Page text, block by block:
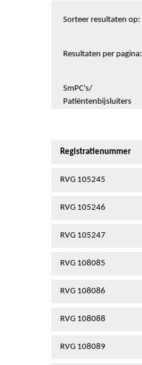
en
Sorteer resultaten op:
Resultaten per pagina:
SmPC's/
Patiëntenbijsluiters
Registratienummer
RVG 105245
RVG 105246
RVG 105247
RVG 108085
RVG 108086
RVG 108088
RVG 108089